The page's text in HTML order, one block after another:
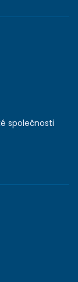
společnosti